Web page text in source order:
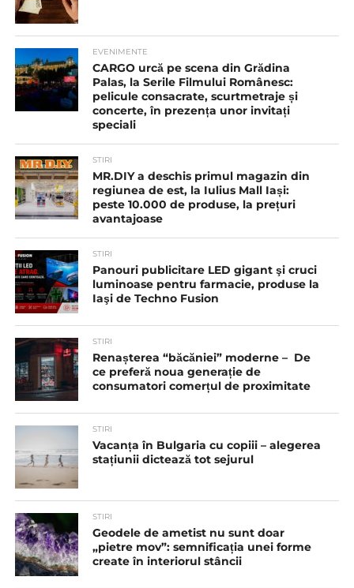
EVENIMENTE
CARGO urcă pe scena din Grădina
Palas, la Serile Filmului Românesc:
pelicule consacrate, scurtmetraje și
concerte, în prezența unor invitați
speciali
STIRI
MR.DIY a deschis primul magazin din
regiunea de est, la Iulius Mall Iași:
peste 10.000 de produse, la prețuri
avantajoase
STIRI
Panouri publicitare LED gigant şi cruci
luminoase pentru farmacie, produse la
Iaşi de Techno Fusion
STIRI
Renașterea “băcăniei” moderne – De
ce preferă noua generație de
consumatori comerțul de proximitate
STIRI
Vacanța în Bulgaria cu copiii – alegerea
stațiunii dictează tot sejurul
STIRI
Geodele de ametist nu sunt doar
„pietre mov”: semnificația unei forme
create în interiorul stâncii